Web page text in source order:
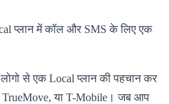
प्लान में कॉल और SMS के लिए एक
लोगो से एक Local प्लान की पहचान कर
या T-Mobile। जब आप